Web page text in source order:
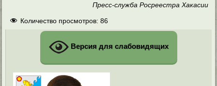
Пресс-служба Росреестра Хакасии
Количество просмотров: 86
Версия для слабовидящих